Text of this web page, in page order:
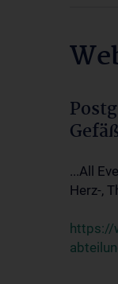
...All
Herz-,
https://